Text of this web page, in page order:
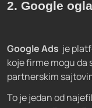
2. Google
Google Ads je
koje firme mogu da
partnerskim
To je jedan od